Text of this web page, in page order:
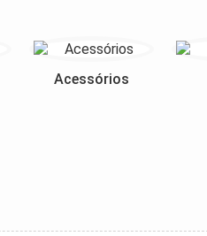
Acessórios